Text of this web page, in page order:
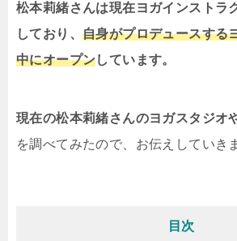
松本莉緒さんは現在ヨガインストラ
しており、 自身がプロデュースする
中にオープンしています。
現在の松本莉緒さんのヨガスタジオ
を調べてみたので、お伝えしていき
目次